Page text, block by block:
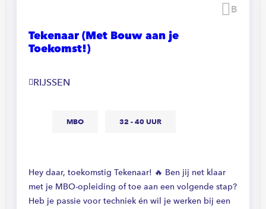
Tekenaar (Met Bouw aan je
Toekomst!)
RIJSSEN
MBO 32 - 40 UUR
Hey daar, toekomstig Tekenaar! 🔥 Ben jij net klaar
met je MBO-opleiding of toe aan een volgende stap?
Heb je passie voor techniek én wil je werken bij een